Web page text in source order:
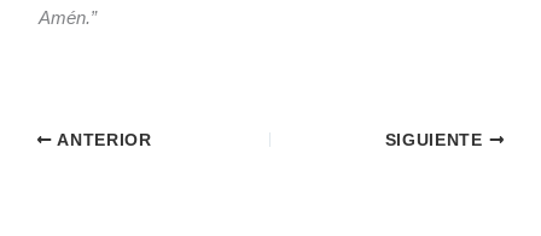
Amén.”
ANTERIOR SIGUIENTE